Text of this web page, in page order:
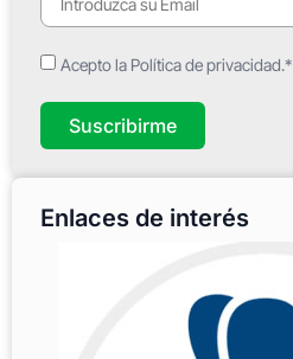
Acepto la Política de privacidad.*
Suscribirme
Enlaces de interés